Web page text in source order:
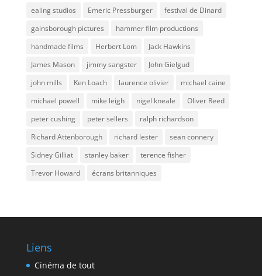
ealing studios
Emeric Pressburger
festival de Dinard
gainsborough pictures
hammer film productions
handmade films
Herbert Lom
Jack Hawkins
James Mason
jimmy sangster
John Gielgud
john mills
Ken Loach laurence olivier
michael caine
michael powell
mike leigh nigel kneale
Oliver Reed
peter cushing
peter sellers
ralph richardson
Richard Attenborough
richard lester
sean connery
Sidney Gilliat
stanley baker
terence fisher
Trevor Howard
écrans britanniques
Liens
Cinéma de tout